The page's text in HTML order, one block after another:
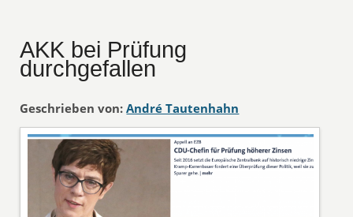
AKK bei Prüfung
durchgefallen
Geschrieben von: André Tautenhahn